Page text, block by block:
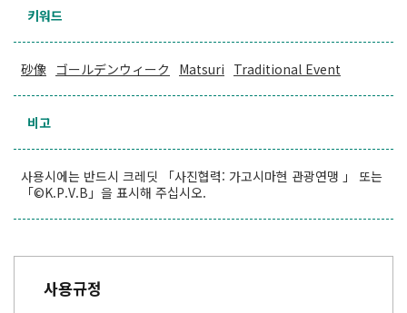
키워드
砂像 ゴールデンウィーク Matsuri Traditional Event
비고
사용시에는 반드시 크레딧 「사진협력: 가고시마현 관광연맹 」 또는
「©K.P.V.B」을 표시해 주십시오.
사용규정